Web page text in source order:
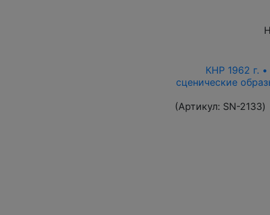
КНР 1962 г. •
сценические
(Артикул: SN-2133)